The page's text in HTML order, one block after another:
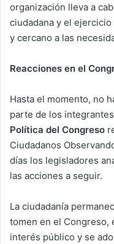
organización lleva a
ciudadana y el
y cercano a las
Reacciones en el
Hasta el momento, no
parte de los
Política del Congreso
Ciudadanos
días los legisladores
las acciones a seguir.
La ciudadanía
tomen en el Congreso,
interés público y se